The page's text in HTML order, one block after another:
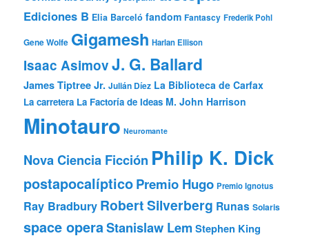
Ediciones B Elia Barceló fandom Fantascy Frederik Pohl
Gene Wolfe Gigamesh Harlan Ellison
Isaac AsimovJ. G. Ballard
James Tiptree Jr. Julián Díez La Biblioteca de Carfax
La carretera La Factoría de Ideas M. John Harrison
Minotauro Neuromante
Nova Ciencia Ficción Philip K. Dick
postapocalípticoPremio Hugo Premio Ignotus
Ray Bradbury Robert Silverberg Runas Solaris
space operaStanislaw Lem Stephen King